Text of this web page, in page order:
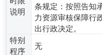
说明
条规定：按照告知
力资源审核保障行
出行政决定。
特别
程序
无